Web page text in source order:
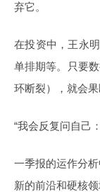
弃它。
在投资中，王永
单排期等。只要
环断裂），就会
“我会反复问自己
一季报的运作分
新的前沿和硬核